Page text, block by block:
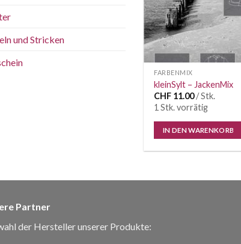
und Stricken
FARBENMIX
kleinSylt – JackenMix
CHF 11.00/ Stk.
1 Stk. vorrätig
IN DEN WARENKORB
Partner
der Hersteller unserer Produkte: